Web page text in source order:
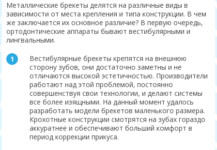
Металлические брекеты делятся на различные виды в
зависимости от места крепления и типа конструкции. В чем
же заключается их основное различие? В первую очередь,
ортодонтические аппараты бывают вестибулярными и
лингвальными.
Вестибулярные брекеты крепятся на внешнюю
сторону зубов, они достаточно заметны и не
отличаются высокой эстетичностью. Производители
работают над этой проблемой, постоянно
совершенствуя свои технологии, и делают системы
все более изящными. На данный момент удалось
разработать модели брекетов маленького размера.
Крохотные конструкции смотрятся на зубах гораздо
аккуратнее и обеспечивают больший комфорт в
период коррекции прикуса.